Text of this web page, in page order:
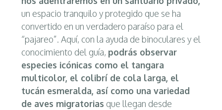
un espacio tranquilo y protegido que se ha
convertido en un verdadero paraíso para el
“pajareo”. Aquí, con la ayuda de binoculares y el
conocimiento del guía, podrás observar
especies icónicas como el tangara
multicolor, el colibrí de cola larga, el
tucán esmeralda, así como una variedad
de aves migratorias que llegan desde